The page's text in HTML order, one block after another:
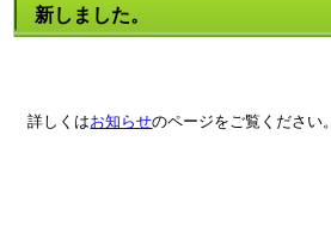
新しました。
詳しくはお知らせのページをご覧ください。